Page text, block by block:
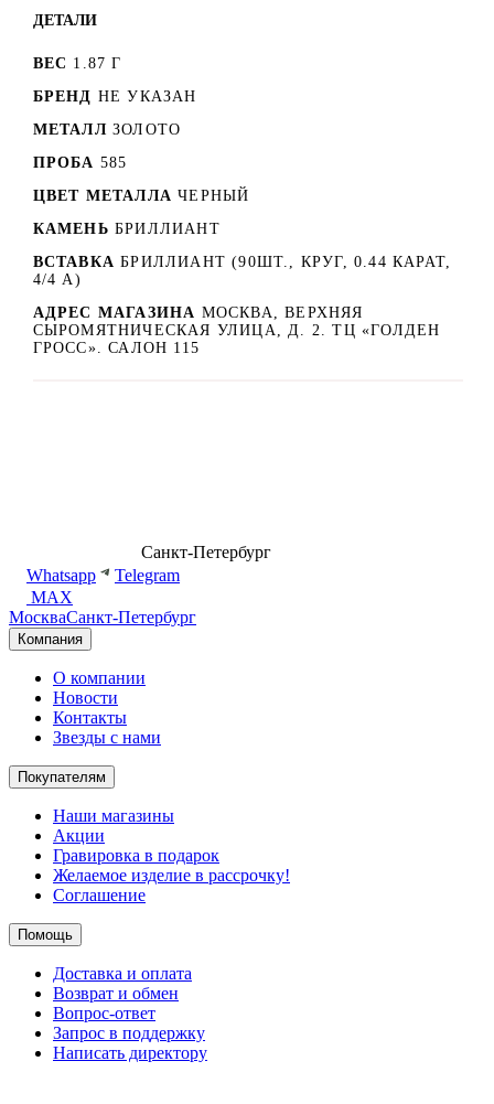
ДЕТАЛИ
ВЕС 1.87 Г
БРЕНД НЕ УКАЗАН
МЕТАЛЛ ЗОЛОТО
ПРОБА 585
ЦВЕТ МЕТАЛЛА ЧЕРНЫЙ
КАМЕНЬ БРИЛЛИАНТ
ВСТАВКА БРИЛЛИАНТ (90ШТ., КРУГ, 0.44 КАРАТ,
4/4 А)
АДРЕС МАГАЗИНА МОСКВА, ВЕРХНЯЯ
СЫРОМЯТНИЧЕСКАЯ УЛИЦА, Д. 2. ТЦ «ГОЛДЕН
ГРОСС». САЛОН 115
Санкт-Петербург
Whatsapp
Telegram
MAX
МоскваСанкт-Петербург
Компания
О компании
Новости
Контакты
Звезды с нами
Покупателям
Наши магазины
Акции
Гравировка в подарок
Желаемое изделие в рассрочку!
Соглашение
Помощь
Доставка и оплата
Возврат и обмен
Вопрос-ответ
Запрос в поддержку
Написать директору